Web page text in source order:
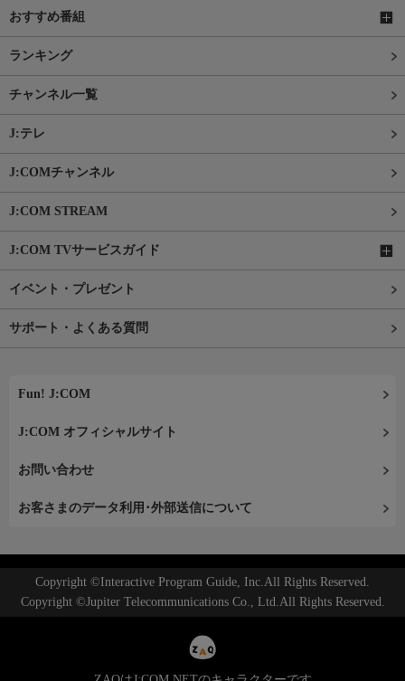
おすすめ番組
ランキング
チャンネル一覧
J:テレ
J:COMチャンネル
J:COM STREAM
J:COM TVサービスガイド
イベント・プレゼント
サポート・よくある質問
Fun! J:COM
J:COM オフィシャルサイト
お問い合わせ
お客さまのデータ利用･外部送信について
Copyright ©Interactive Program Guide, Inc.All Rights Reserved.
Copyright ©Jupiter Telecommunications Co., Ltd.All Rights Reserved.